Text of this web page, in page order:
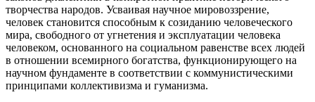
творчества народов. Усваивая научное мировоззрение,
человек становится способным к созиданию человеческого
мира, свободного от угнетения и эксплуатации человека
человеком, основанного на социальном равенстве всех людей
в отношении всемирного богатства, функционирующего на
научном фундаменте в соответствии с коммунистическими
принципами коллективизма и гуманизма.